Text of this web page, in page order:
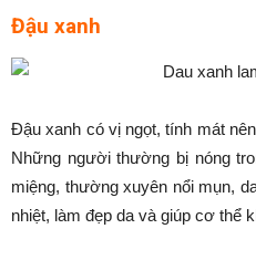
Đậu xanh
Đậu xanh có vị ngọt, tính mát
Những người thường bị nóng
miệng, thường xuyên nổi mụn,
nhiệt, làm đẹp da và giúp cơ thể